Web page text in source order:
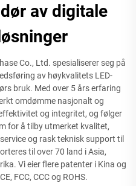
av digitale
Co., Ltd. spesialiserer seg på
av høykvalitets LED-
bruk. Med over 5 års erfaring
omdømme nasjonalt og
og integritet, og følger
for å tilby utmerket kvalitet,
og rask teknisk support til
til over 70 land i Asia,
Vi eier flere patenter i Kina og
FCC, CCC og ROHS.